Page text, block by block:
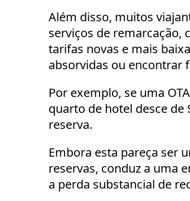
Além disso, muitos
serviços de remarcação,
tarifas novas e mais
absorvidas ou encontrar
Por exemplo, se uma
quarto de hotel desce de
reserva.
Embora esta pareça ser
reservas, conduz a uma
a perda substancial de